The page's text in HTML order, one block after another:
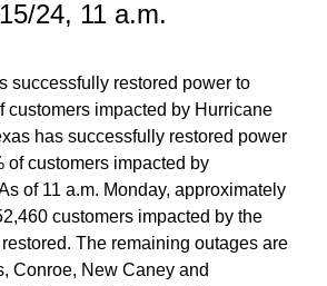
24, 11 a.m.
successfully restored power to
customers impacted by Hurricane
has successfully restored power
of customers impacted by
of 11 a.m. Monday, approximately
customers impacted by the
The remaining outages are
Conroe, New Caney and